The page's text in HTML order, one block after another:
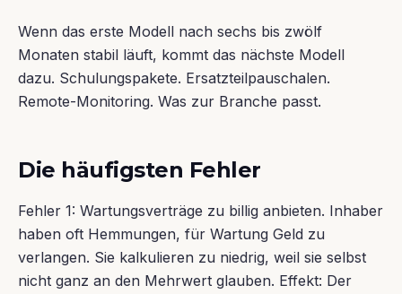
Wenn das erste Modell nach sechs bis zwölf
Monaten stabil läuft, kommt das nächste Modell
dazu. Schulungspakete. Ersatzteilpauschalen.
Remote-Monitoring. Was zur Branche passt.
Die häufigsten Fehler
Fehler 1: Wartungsverträge zu billig anbieten. Inhaber
haben oft Hemmungen, für Wartung Geld zu
verlangen. Sie kalkulieren zu niedrig, weil sie selbst
nicht ganz an den Mehrwert glauben. Effekt: Der